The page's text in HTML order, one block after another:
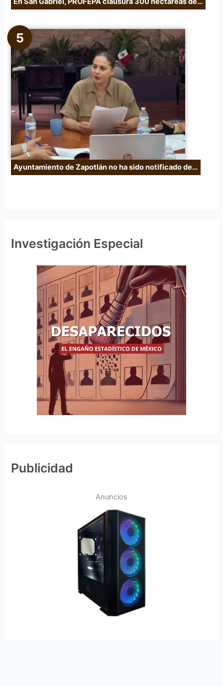
Ayuntamiento de Zapotlán no ha sido notificado de…
Investigación Especial
Publicidad
Anuncios